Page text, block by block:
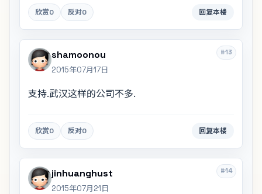
欣赏0 反对0 回复本楼
#13
shamoonou
2015年07月17日
支持.武汉这样的公司不多.
欣赏0 反对0 回复本楼
#14
jinhuanghust
2015年07月21日